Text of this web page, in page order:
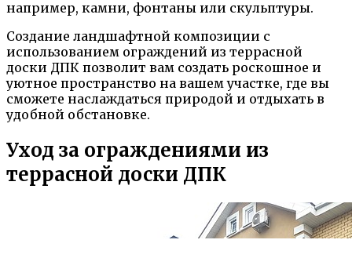
например, камни, фонтаны или скульптуры.
Создание ландшафтной композиции с
использованием ограждений из террасной
доски ДПК позволит вам создать роскошное и
уютное пространство на вашем участке, где вы
сможете наслаждаться природой и отдыхать в
удобной обстановке.
Уход за ограждениями из
террасной доски ДПК